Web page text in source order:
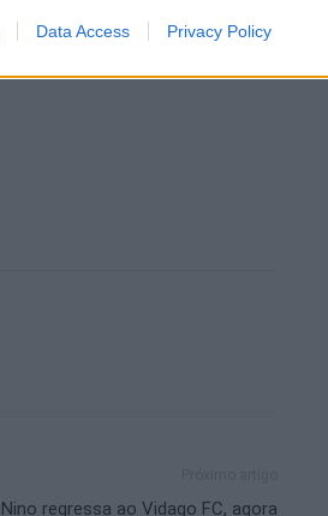
Data Access Privacy Policy
no currículo com passagens
Arábia Saudita (Al-Faisaly)
regressa ao Vidago FC, agora